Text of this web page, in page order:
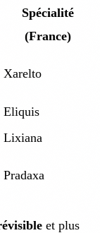
Spécialité
(France)
Xarelto
Eliquis
Lixiana
Pradaxa
et plus